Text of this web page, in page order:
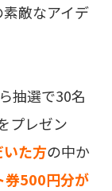
敵なアイデ
抽選で30名
プレゼン
た方の中か
500円分が